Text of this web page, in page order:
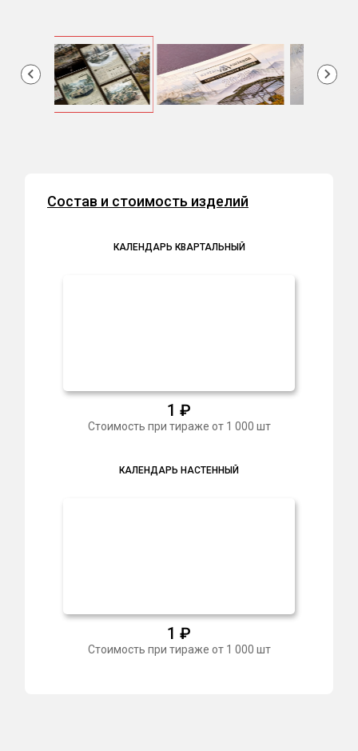
Состав и стоимость изделий
КАЛЕНДАРЬ КВАРТАЛЬНЫЙ
1 ₽
Стоимость при тираже от 1 000 шт
КАЛЕНДАРЬ НАСТЕННЫЙ
1 ₽
Стоимость при тираже от 1 000 шт